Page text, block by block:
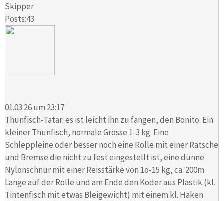
Skipper
Posts:43
01.03.26 um 23:17
Thunfisch-Tatar: es ist leicht ihn zu fangen, den Bonito. Ein
kleiner Thunfisch, normale Grösse 1-3 kg. Eine
Schleppleine oder besser noch eine Rolle mit einer Ratsche
und Bremse die nicht zu fest eingestellt ist, eine dünne
Nylonschnur mit einer Reisstärke von 1o-15 kg, ca. 200m
Länge auf der Rolle und am Ende den Köder aus Plastik (kl.
Tintenfisch mit etwas Bleigewicht) mit einem kl. Haken